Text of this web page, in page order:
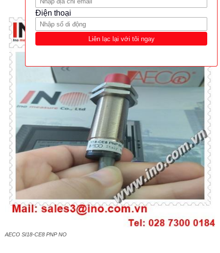
AECO SI18-CE8 PNP NO